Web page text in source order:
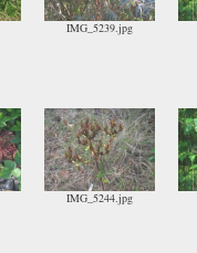
IMG_5239.jpg
IMG_5244.jpg